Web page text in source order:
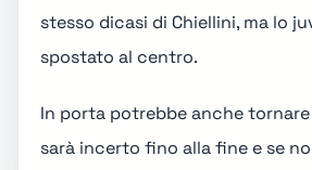
stesso dicasi di Chiellini, ma lo
spostato al centro.
In porta potrebbe anche tornare
sarà incerto fino alla fine e se